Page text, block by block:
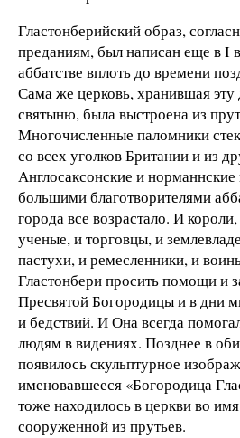
Гластонберийский образ,
преданиям, был написан еще в I
аббатстве вплоть до времени
Сама же церковь, хранившая
святыню, была выстроена из
Многочисленные паломники
со всех уголков Британии и из
Англосаксонские и
большими благотворителями
города все возрастало. И
ученые, и торговцы, и
пастухи, и ремесленники, и
Гластонбери просить помощи и
Пресвятой Богородицы и в дни
и бедствий. И Она всегда
людям в видениях. Позднее в
появилось скульптурное
именовавшееся «Богородица
тоже находилось в церкви во
сооруженной из прутьев.